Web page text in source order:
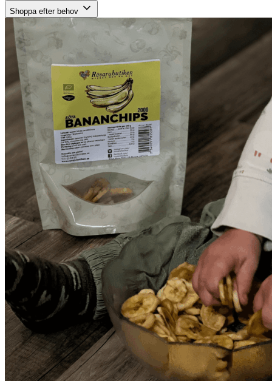
Shoppa efter behov